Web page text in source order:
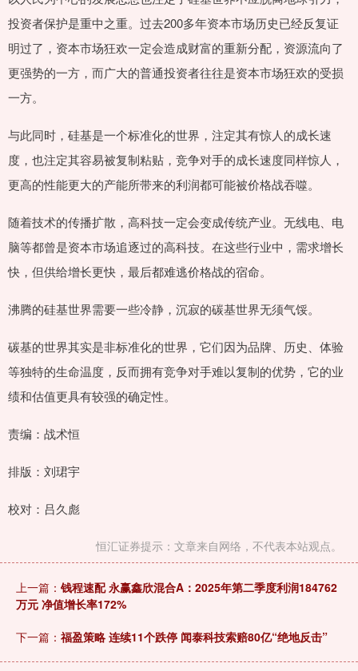
投资者保护是重中之重。过去200多年资本市场历史已经反复证
明过了，资本市场狂欢一定会造成财富的重新分配，资源流向了
更强势的一方，而广大的普通投资者往往是资本市场狂欢的受损
一方。
与此同时，硅基是一个标准化的世界，注定其有惊人的成长速
度，也注定其容易被复制粘贴，竞争对手的成长速度同样惊人，
更高的性能更大的产能所带来的利润都可能被价格战吞噬。
随着技术的传播扩散，高科技一定会变成传统产业。无线电、电
脑等都曾是资本市场追逐过的高科技。在这些行业中，需求增长
快，但供给增长更快，最后都难逃价格战的宿命。
沸腾的硅基世界需要一些冷静，沉寂的碳基世界无须气馁。
碳基的世界其实是非标准化的世界，它们因为品牌、历史、体验
等独特的生命温度，反而拥有竞争对手难以复制的优势，它的业
绩和估值更具有较强的确定性。
责编：战术恒
排版：刘珺宇
校对：吕久彪
恒汇证券提示：文章来自网络，不代表本站观点。
上一篇： 钱程速配 永赢鑫欣混合A：2025年第二季度利润184762
万元 净值增长率172%
下一篇： 福盈策略 连续11个跌停 闻泰科技索赔80亿“绝地反击”